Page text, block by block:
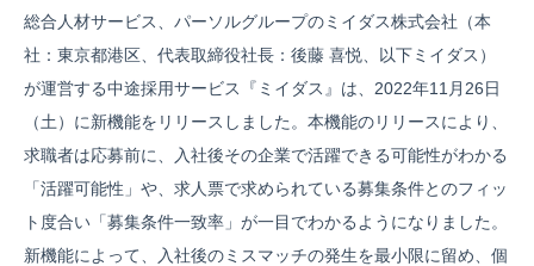
総合人材サービス、パーソルグループのミイダス株式会社（本
社：東京都港区、代表取締役社長：後藤 喜悦、以下ミイダス）
が運営する中途採用サービス『ミイダス』は、2022年11月26日
（土）に新機能をリリースしました。本機能のリリースにより、
求職者は応募前に、入社後その企業で活躍できる可能性がわかる
「活躍可能性」や、求人票で求められている募集条件とのフィッ
ト度合い「募集条件一致率」が一目でわかるようになりました。
新機能によって、入社後のミスマッチの発生を最小限に留め、個